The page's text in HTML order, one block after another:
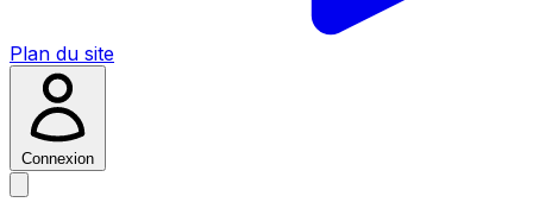
Plan du site
Connexion